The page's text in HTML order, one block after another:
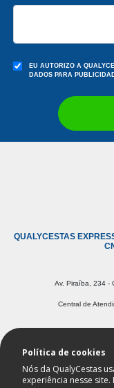
EU AUTORIZO A
DADOS PARA
QUALYCESTAS
Av. Piraíba, 234 -
Central de
Política de cookies
Nós da QualyCestas
experiência nesse